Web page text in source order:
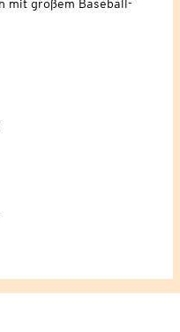
mit großem Baseball-